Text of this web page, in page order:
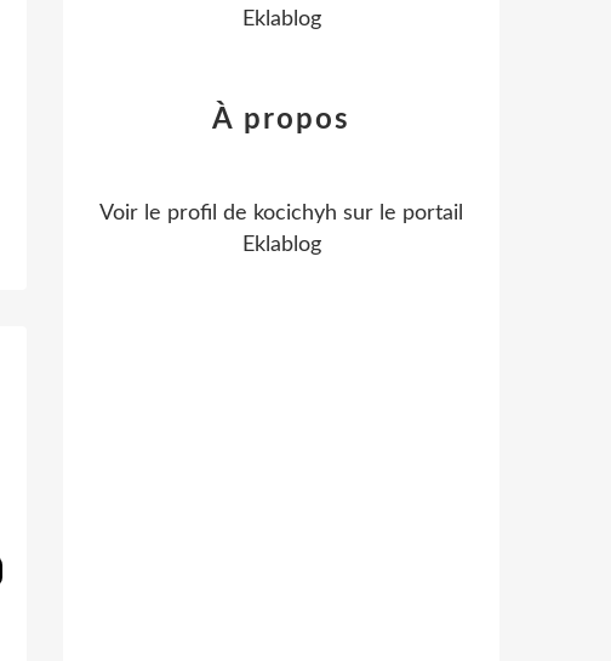
Eklablog
À propos
Voir le profil de kocichyh sur le portail
Eklablog